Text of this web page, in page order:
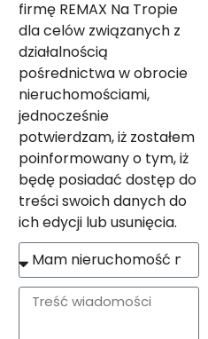
firmę REMAX Na Tropie
dla celów związanych z
działalnością
pośrednictwa w obrocie
nieruchomościami,
jednocześnie
potwierdzam, iż zostałem
poinformowany o tym, iż
będę posiadać dostęp do
treści swoich danych do
ich edycji lub usunięcia.